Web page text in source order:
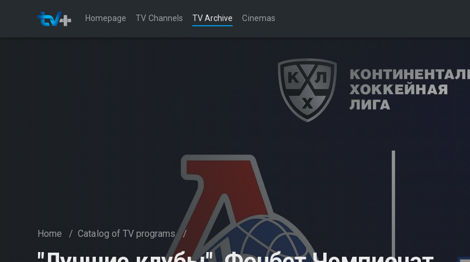
Homepage TV Channels TV Archive Cinemas
Home / Catalog of TV programs /